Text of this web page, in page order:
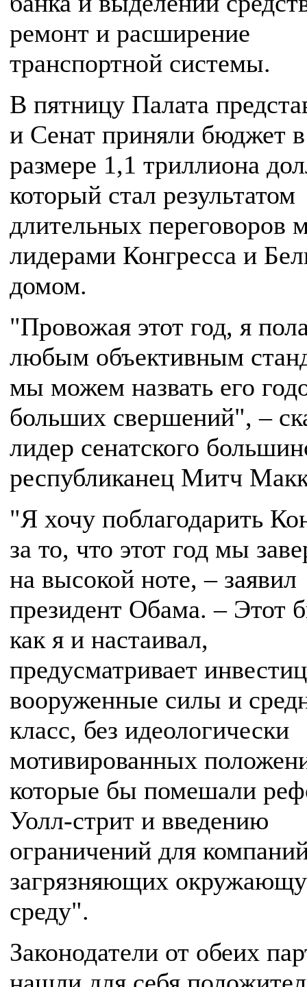
ремонт и расширение
транспортной системы.
В пятницу Палата
и Сенат приняли бюджет в
размере 1,1 триллиона
который стал результатом
длительных переговоров
лидерами Конгресса и
домом.
"Провожая этот год, я
любым объективным
мы можем назвать его
больших свершений", –
лидер сенатского
республиканец Митч
"Я хочу поблагодарить
за то, что этот год мы
на высокой ноте, – заявил
президент Обама. – Этот
как я и настаивал,
предусматривает
вооруженные силы и
класс, без идеологически
мотивированных
которые бы помешали
Уолл-стрит и введению
ограничений для
загрязняющих
среду".
Законодатели от обеих